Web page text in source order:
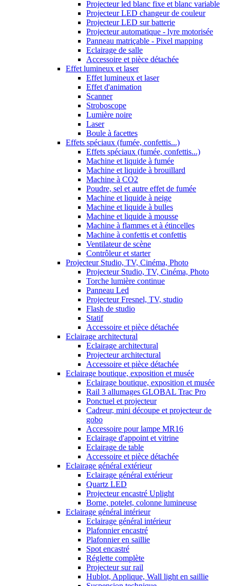
Projecteur led blanc fixe et blanc variable
Projecteur LED changeur de couleur
Projecteur LED sur batterie
Projecteur automatique - lyre motorisée
Panneau matriçable - Pixel mapping
Eclairage de salle
Accessoire et pièce détachée
Effet lumineux et laser
Effet lumineux et laser
Effet d'animation
Scanner
Stroboscope
Lumière noire
Laser
Boule à facettes
Effets spéciaux (fumée, confettis...)
Effets spéciaux (fumée, confettis...)
Machine et liquide à fumée
Machine et liquide à brouillard
Machine à CO2
Poudre, sel et autre effet de fumée
Machine et liquide à neige
Machine et liquide à bulles
Machine et liquide à mousse
Machine à flammes et à étincelles
Machine à confettis et confettis
Ventilateur de scène
Contrôleur et starter
Projecteur Studio, TV, Cinéma, Photo
Projecteur Studio, TV, Cinéma, Photo
Torche lumière continue
Panneau Led
Projecteur Fresnel, TV, studio
Flash de studio
Statif
Accessoire et pièce détachée
Eclairage architectural
Eclairage architectural
Projecteur architectural
Accessoire et pièce détachée
Eclairage boutique, exposition et musée
Eclairage boutique, exposition et musée
Rail 3 allumages GLOBAL Trac Pro
Ponctuel et projecteur
Cadreur, mini découpe et projecteur de
gobo
Accessoire pour lampe MR16
Eclairage d'appoint et vitrine
Eclairage de table
Accessoire et pièce détachée
Eclairage général extérieur
Eclairage général extérieur
Quartz LED
Projecteur encastré Uplight
Borne, potelet, colonne lumineuse
Eclairage général intérieur
Eclairage général intérieur
Plafonnier encastré
Plafonnier en saillie
Spot encastré
Réglette complète
Projecteur sur rail
Hublot, Applique, Wall light en saillie